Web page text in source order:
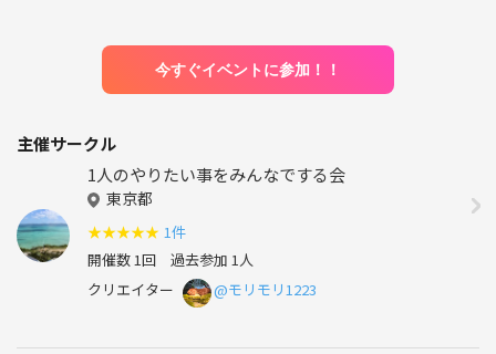
今すぐイベントに参加！！
主催サークル
1人のやりたい事をみんなでする会
東京都
★★★★★ 1件
開催数 1回 過去参加 1人
クリエイター
@モリモリ1223